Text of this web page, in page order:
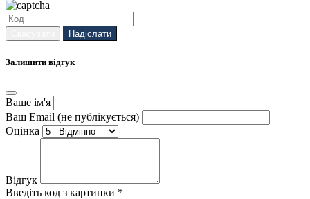
Надіслати
Залишити відгук
Ваше ім'я
Ваш Email (не публікується)
Оцінка
Відгук
Введіть код з картинки *